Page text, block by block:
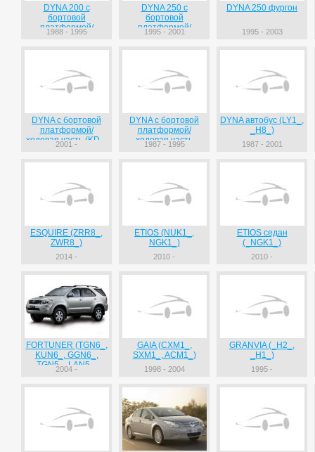
DYNA 200 c
бортовой
платформой/
ходовая часть
1988 - 1995
DYNA 250 c
бортовой
платформой/
ходовая часть
1995 - 2001
DYNA 250 фургон
1995 - 2003
DYNA c бортовой
платформой/
ходовая часть (KD_,
LY_, TRY2_, K
2001 -
DYNA c бортовой
платформой/
ходовая часть
(LH8_)
1987 - 1995
DYNA автобус (LY1_,
_H8_)
1987 - 2001
ESQUIRE (ZRR8_,
ZWR8_)
2014 -
ETIOS (NUK1_,
NGK1_)
2010 -
ETIOS седан
(_NGK1_)
2010 -
FORTUNER (TGN6_,
KUN6_, GGN6_,
TGN5_, LAN5_,
KUN5_, GGN5_)
2004 -
GAIA (CXM1_,
SXM1_, ACM1_)
1998 - 2004
GRANVIA (_H2_,
_H1_)
1995 -